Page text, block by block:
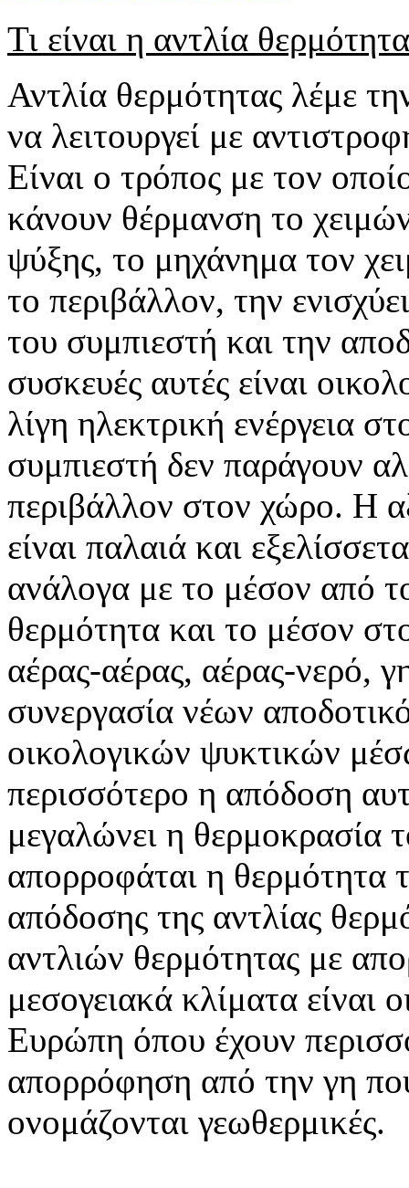
Τι είναι η αντλία
Αντλία θερμότητας λέμε
να λειτουργεί με
Είναι ο τρόπος με τον
κάνουν θέρμανση το
ψύξης, το μηχάνημα τον
το περιβάλλον, την
του συμπιεστή και την
συσκευές αυτές είναι
λίγη ηλεκτρική ενέργεια
συμπιεστή δεν παράγουν
περιβάλλον στον χώρο. Η
είναι παλαιά και
ανάλογα με το μέσον από
θερμότητα και το μέσον
αέρας-αέρας, αέρας-νερό,
συνεργασία νέων
οικολογικών ψυκτικών
περισσότερο η απόδοση
μεγαλώνει η θερμοκρασία
απορροφάται η θερμότητα
απόδοσης της αντλίας
αντλιών θερμότητας με
μεσογειακά κλίματα είναι
Ευρώπη όπου έχουν
απορρόφηση από την γη
ονομάζονται γεωθερμικές.